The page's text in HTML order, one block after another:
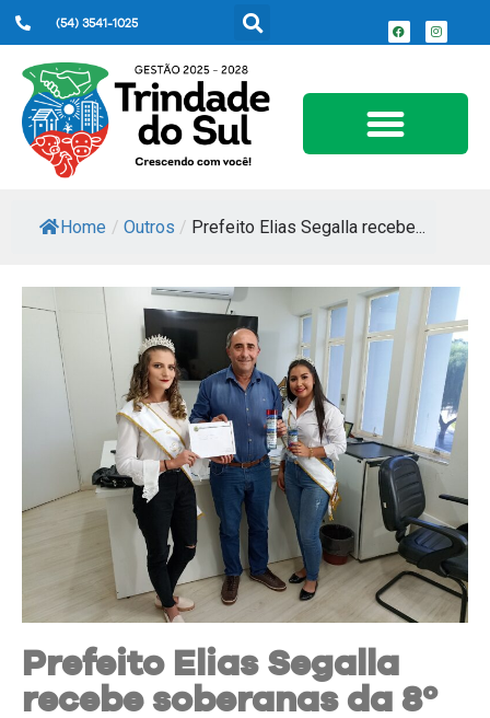
(54) 3541-1025
Home / Outros / Prefeito Elias Segalla recebe...
Prefeito Elias Segalla
recebe soberanas da 8º